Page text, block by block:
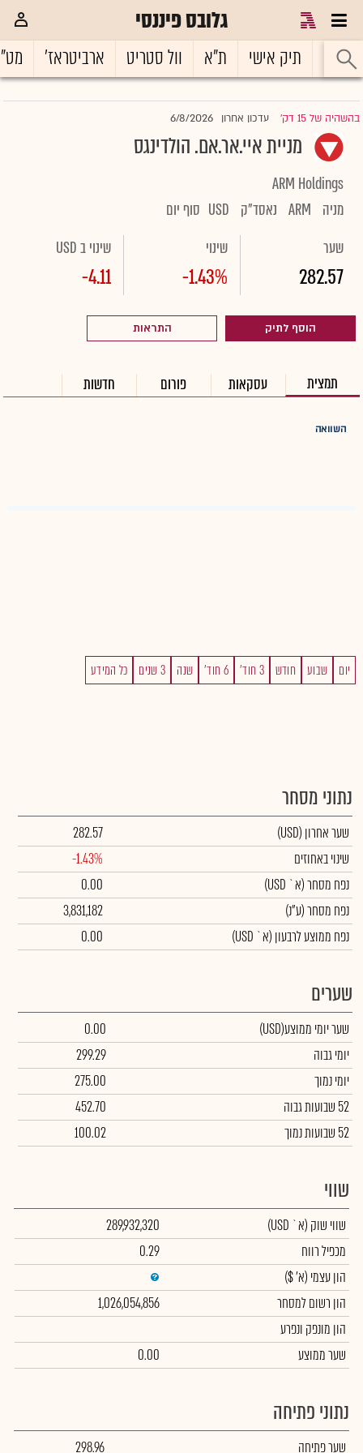
גלובס פיננסי
ראשי תיק אישי ת"א וול סטריט ארביטראז'
בהשהיה של 15 דק' |עדכון אחרון 6/8/2026
מניית איי.אר.אם. הולדינגס
ARM Holdings
מניה
ARM נאסד"ק USD סוף יום
שער
282.57
שינוי
-1.43%
שינוי ב USD
-4.11
הוסף לתיק התראות
תמצית עסקאות פורום חדשות
השוואה
יום שבוע חודש 3 חוד' 6 חוד' שנה 3 שנים כל המידע
נתוני מסחר
שער אחרון (USD)
282.57
שינוי באחוזים
-1.43%
נפח מסחר(א` USD)
0.00
נפח מסחר(ע"נ)
3,831,182
נפח ממוצע לרבעון (א` USD)
0.00
שערים
שער יומי ממוצע(USD)
0.00
יומי גבוה
299.29
יומי נמוך
275.00
52 שבועות גבוה
452.70
52 שבועות נמוך
100.02
שווי
שווי שוק (א` USD)
289,932,320
מכפיל רווח
0.29
הון עצמי (א' $)
הון רשום למסחר
1,026,054,856
הון מונפק ונפרע
שער ממוצע
0.00
נתוני פתיחה
שער פתיחה 298.96